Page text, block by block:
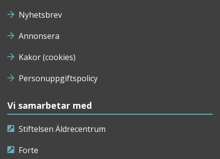
Nyhetsbrev
Annonsera
Kakor (cookies)
Personuppgiftspolicy
Vi samarbetar med
Stiftelsen Äldrecentrum
Forte